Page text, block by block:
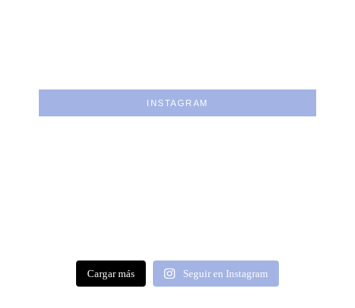
INSTAGRAM
Cargar más Seguir en Instagram